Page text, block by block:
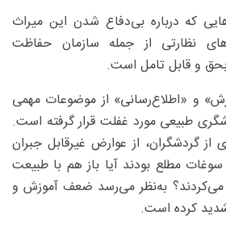
که درباره بی‌دفاع شدن این میراث
نظارتی از جمله سازمان حفاظت
و قابل تامل است.
و «اطلاع‌رسانی» از موضوعات مهمی
طبیعی مورد غفلت قرار گرفته است.
گردشگران، از عوارض غیرقابل جبران
مطلع بودند آیا باز هم با طبیعت
می‌کردند؟ به‌نظر می‌رسد ضعف آموزش و
کرده است.